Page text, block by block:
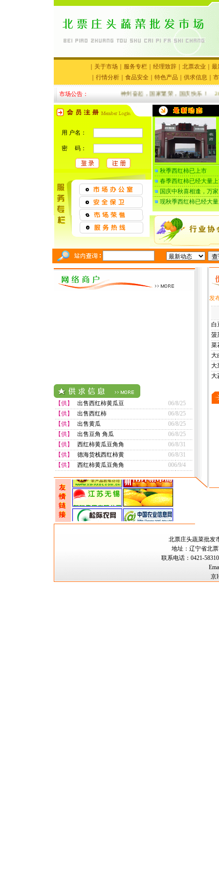
关于市场 服务专栏 经理致辞 北票农业
最
行情分析 食品安全 特色产品 供求信息
市场公告： 神州奋起，国家繁荣，国庆快乐！
用 户名：
密 码：
秋季西红柿已上市
春季西红柿已经大量
国庆中秋喜相逢，万
现秋季西红柿已经大
【供】 出售西红柿黄瓜豆
06/8/25
【供】
出售西红柿
06/8/25
【供】
出售黄瓜
06/8/25
【供】
出售豆角 角瓜
06/8/25
【供】
西红柿黄瓜豆角角
06/8/31
【供】
德海货栈西红柿黄
06/8/31
【供】
西红柿黄瓜豆角角 006/9/4
发
白
菠
菜
大
大
大
北票庄头蔬菜批
地址：辽宁省北
联系电话：0421-
京